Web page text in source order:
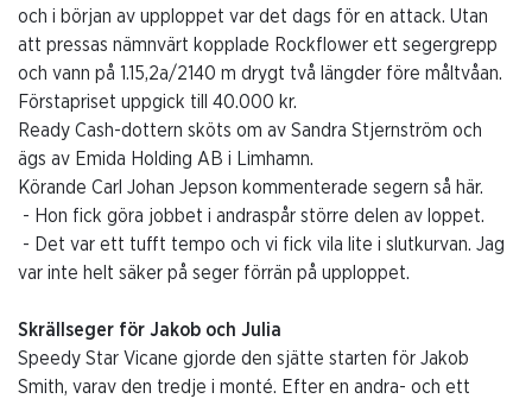
och i början av upploppet var det dags för en attack. Utan
att pressas nämnvärt kopplade Rockflower ett segergrepp
och vann på 1.15,2a/2140 m drygt två längder före måltvåan.
Förstapriset uppgick till 40.000 kr.
Ready Cash-dottern sköts om av Sandra Stjernström och
ägs av Emida Holding AB i Limhamn.
Körande Carl Johan Jepson kommenterade segern så här.
- Hon fick göra jobbet i andraspår större delen av loppet.
- Det var ett tufft tempo och vi fick vila lite i slutkurvan. Jag
var inte helt säker på seger förrän på upploppet.
Skrällseger för Jakob och Julia
Speedy Star Vicane gjorde den sjätte starten för Jakob
Smith, varav den tredje i monté. Efter en andra- och ett